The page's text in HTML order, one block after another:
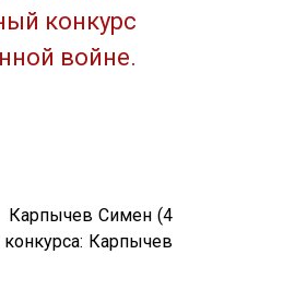
конкурс
войне.
Карпычев Симен (4
конкурса: Карпычев